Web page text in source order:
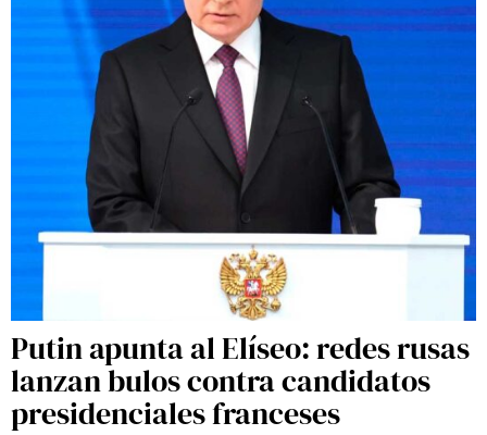
Putin apunta al Elíseo: redes rusas
lanzan bulos contra candidatos
presidenciales franceses